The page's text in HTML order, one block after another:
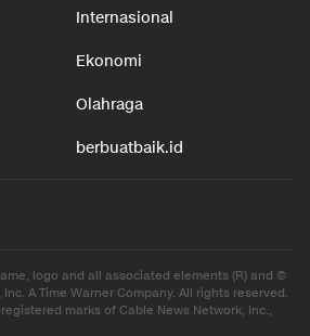
Internasional
Ekonomi
Olahraga
berbuatbaik.id
logo and all associated elements (R) and ©
A Time Warner Company. All rights reserved.
marks of Cable News Network, Inc.,